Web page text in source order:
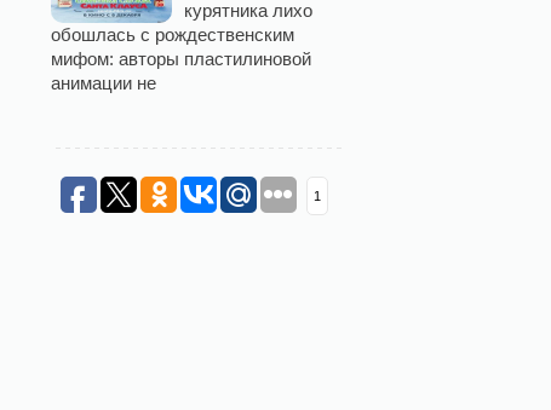
курятника лихо
обошлась с рождественским
мифом: авторы пластилиновой
анимации не
1